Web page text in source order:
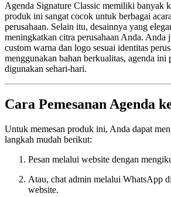
Agenda Signature Classic memiliki banyak
produk ini sangat cocok untuk berbagai
perusahaan. Selain itu, desainnya yang
meningkatkan citra perusahaan Anda. Anda
custom warna dan logo sesuai identitas
menggunakan bahan berkualitas, agenda ini
digunakan sehari-hari.
Cara Pemesanan Agenda
Untuk memesan produk ini, Anda dapat
langkah mudah berikut:
Pesan melalui website dengan
Atau, chat admin melalui WhatsApp
website.